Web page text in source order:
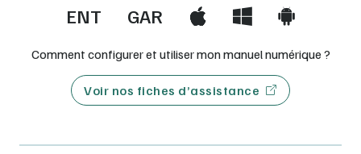
ENT GAR
Comment configurer et utiliser mon manuel numérique ?
Voir nos fiches d’assistance